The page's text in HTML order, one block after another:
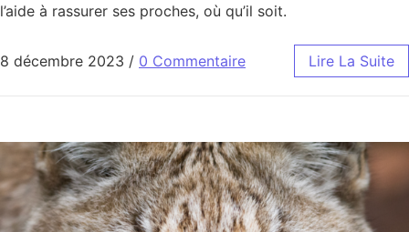
l’aide à rassurer ses proches, où qu’il soit.
8 décembre 2023 / 0 Commentaire Lire La Suite